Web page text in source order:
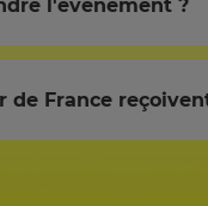
l'événement ?
de France